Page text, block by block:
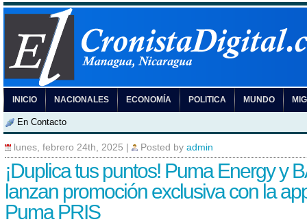
INICIO NACIONALES ECONOMÍA POLITICA MUNDO
En Contacto
lunes, febrero 24th, 2025 Posted by admin
¡Duplica tus puntos! Puma Energy y
lanzan promoción exclusiva con la
Puma PRIS